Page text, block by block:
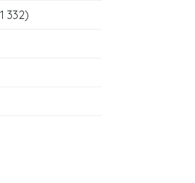
332)